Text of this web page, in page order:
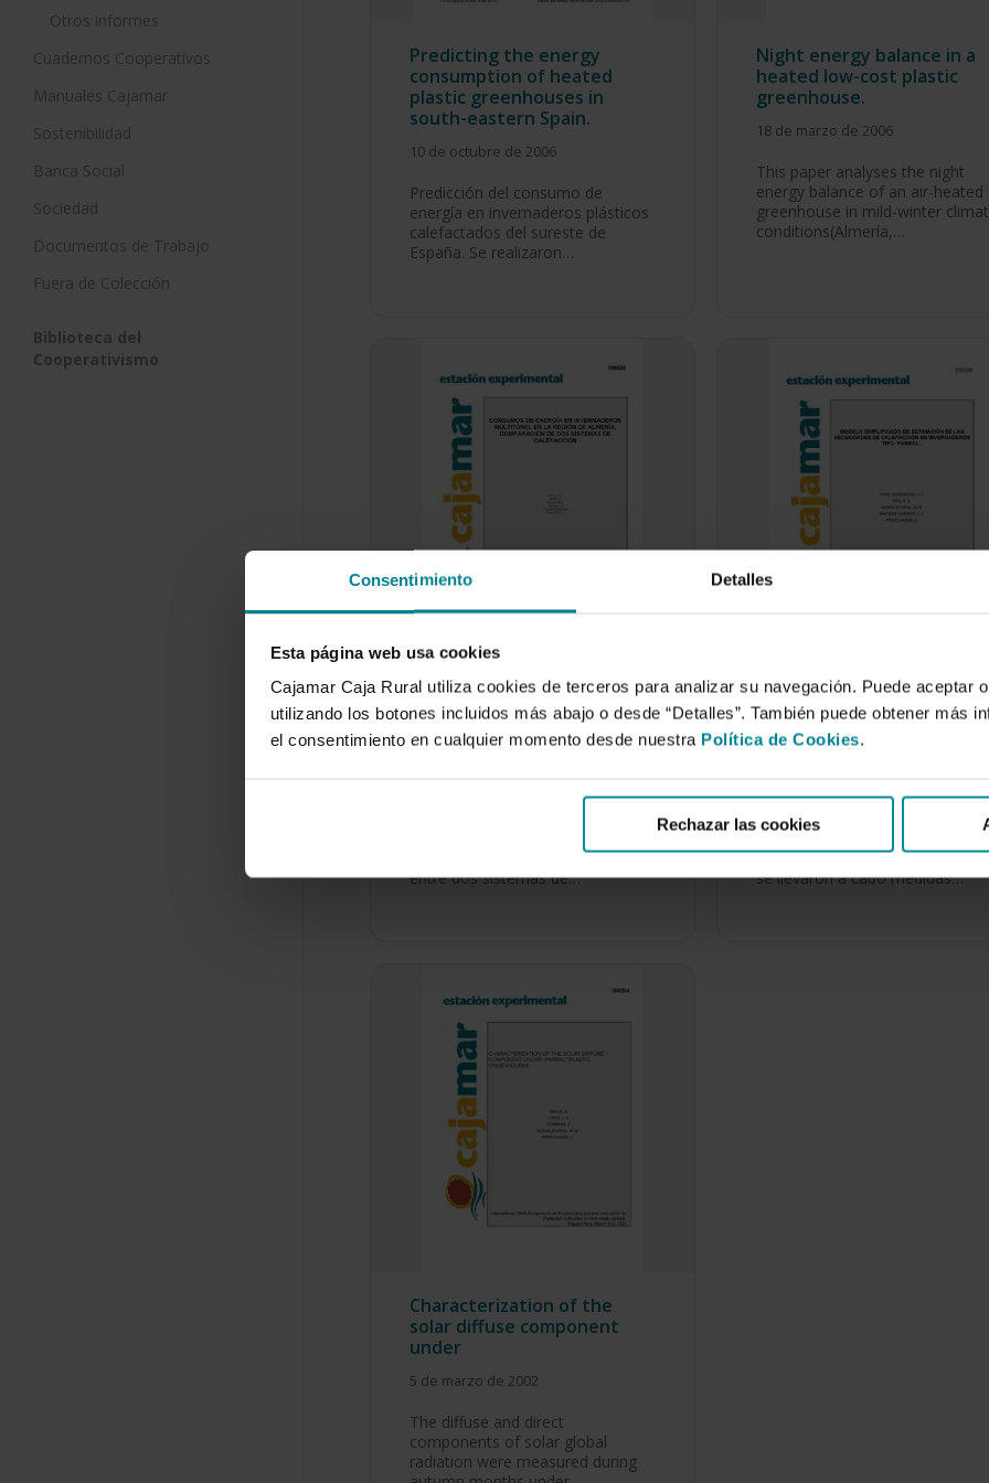
Consentimiento Detalles
Esta página web usa cookies
Cajamar Caja Rural utiliza cookies de terceros para analizar su navegación. Puede aceptar
utilizando los botones incluidos más abajo o desde “Detalles”. También puede obtener más
el consentimiento en cualquier momento desde nuestra Política de Cookies.
Rechazar las cookies
Otros informes
Cuadernos Cooperativos
Manuales Cajamar
Sostenibilidad
Banca Social
Sociedad
Documentos de Trabajo
Fuera de Colección
Biblioteca del
Cooperativismo
Predicting the energy
consumption of heated
plastic greenhouses in
south-eastern Spain.
10 de octubre de 2006
Predicción del consumo de
energía en invernaderos plásticos
calefactados del sureste de
España. Se realizaron…
Night energy balance in a
heated low-cost plastic
greenhouse.
18 de marzo de 2006
This paper analyses the night
energy balance of an air-heated
greenhouse in mild-winter
conditions(Almería,…
Consumos de energía en
invernaderos multitúnel en
la región de Almería.
Comparación de dos
cabo un estudio comparativo
entre dos sistemas de…
Modelo simplificado de
estimación de las
necesidades de calefacción
en invernaderos tipo ´Parral
24 de septiembre de 2003
En un invernadero parral,
en el Sureste español (Almería),
se llevaron a cabo medidas…
Characterization of the
solar diffuse component
under
5 de marzo de 2002
The diffuse and direct
components of solar global
radiation were measured during